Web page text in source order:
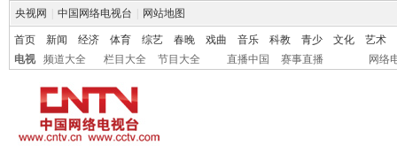
央视网 中国网络电视台 网站地图
首页 新闻 经济 体育 综艺 春晚 戏曲 音乐 科教 青少 文化
艺术
电视
频道大全 栏目大全 节目大全 直播中国 赛事直播 网络